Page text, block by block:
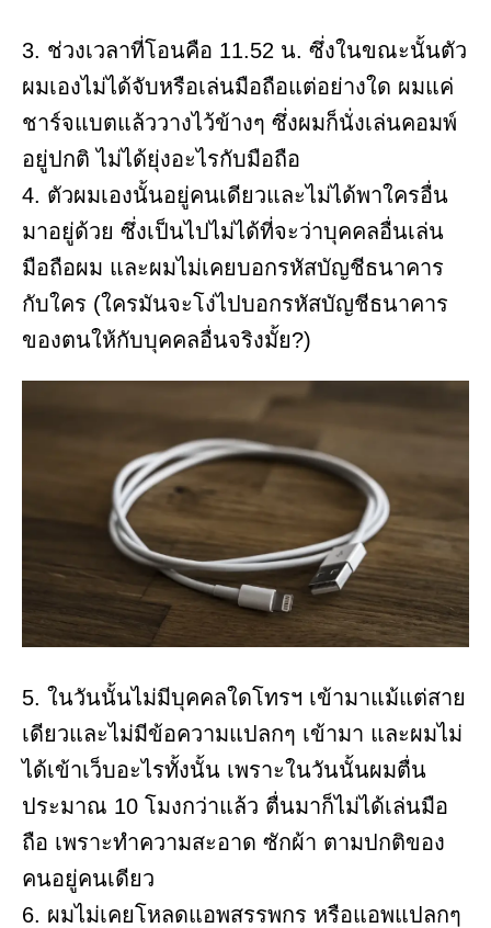
3. ช่วงเวลาที่โอนคือ 11.52 น. ซึ่งในขณะนั้นตัว
ผมเองไม่ได้จับหรือเล่นมือถือแต่อย่างใด ผมแค่
ชาร์จแบตแล้ววางไว้ข้างๆ ซึ่งผมก็นั่งเล่นคอมพ์
อยู่ปกติ ไม่ได้ยุ่งอะไรกับมือถือ
4. ตัวผมเองนั้นอยู่คนเดียวและไม่ได้พาใครอื่น
มาอยู่ด้วย ซึ่งเป็นไปไม่ได้ที่จะว่าบุคคลอื่นเล่น
มือถือผม และผมไม่เคยบอกรหัสบัญชีธนาคาร
กับใคร (ใครมันจะโง่ไปบอกรหัสบัญชีธนาคาร
ของตนให้กับบุคคลอื่นจริงมั้ย?)
5. ในวันนั้นไม่มีบุคคลใดโทรฯ เข้ามาแม้แต่สาย
เดียวและไม่มีข้อความแปลกๆ เข้ามา และผมไม่
ได้เข้าเว็บอะไรทั้งนั้น เพราะในวันนั้นผมตื่น
ประมาณ 10 โมงกว่าแล้ว ตื่นมาก็ไม่ได้เล่นมือ
ถือ เพราะทำความสะอาด ซักผ้า ตามปกติของ
คนอยู่คนเดียว
6. ผมไม่เคยโหลดแอพสรรพกร หรือแอพแปลกๆ